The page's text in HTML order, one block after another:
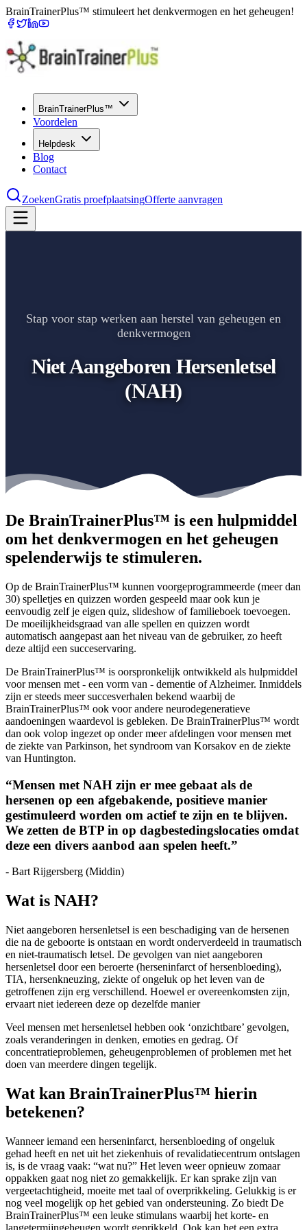
BrainTrainerPlus™ stimuleert het denkvermogen en het geheugen!
BrainTrainerPlus™
Voordelen
Helpdesk
Blog
Contact
ZoekenGratis proefplaatsingOfferte aanvragen
Stap voor stap werken aan herstel van geheugen en
denkvermogen
Niet Aangeboren Hersenletsel
(NAH)
De BrainTrainerPlus™ is een hulpmiddel
om het denkvermogen en het geheugen
spelenderwijs te stimuleren.
Op de BrainTrainerPlus™ kunnen voorgeprogrammeerde (meer dan
30) spelletjes en quizzen worden gespeeld maar ook kun je
eenvoudig zelf je eigen quiz, slideshow of familieboek toevoegen.
De moeilijkheidsgraad van alle spellen en quizzen wordt
automatisch aangepast aan het niveau van de gebruiker, zo heeft
deze altijd een succeservaring.
De BrainTrainerPlus™ is oorspronkelijk ontwikkeld als hulpmiddel
voor mensen met - een vorm van - dementie of Alzheimer. Inmiddels
zijn er steeds meer succesverhalen bekend waarbij de
BrainTrainerPlus™ ook voor andere neurodegeneratieve
aandoeningen waardevol is gebleken. De BrainTrainerPlus™ wordt
dan ook volop ingezet op onder meer afdelingen voor mensen met
de ziekte van Parkinson, het syndroom van Korsakov en de ziekte
van Huntington.
“Mensen met NAH zijn er mee gebaat als de
hersenen op een afgebakende, positieve manier
gestimuleerd worden om actief te zijn en te blijven.
We zetten de BTP in op dagbestedingslocaties omdat
deze een divers aanbod aan spelen heeft.”
- Bart Rijgersberg (Middin)
Wat is NAH?
Niet aangeboren hersenletsel is een beschadiging van de hersenen
die na de geboorte is ontstaan en wordt onderverdeeld in traumatisch
en niet-traumatisch letsel. De gevolgen van niet aangeboren
hersenletsel door een beroerte (herseninfarct of hersenbloeding),
TIA, hersenkneuzing, ziekte of ongeluk op het leven van de
getroffenen zijn erg verschillend. Hoewel er overeenkomsten zijn,
ervaart niet iedereen deze op dezelfde manier
Veel mensen met hersenletsel hebben ook ‘onzichtbare’ gevolgen,
zoals veranderingen in denken, emoties en gedrag. Of
concentratieproblemen, geheugenproblemen of problemen met het
doen van meerdere dingen tegelijk.
Wat kan BrainTrainerPlus™ hierin
betekenen?
Wanneer iemand een herseninfarct, hersenbloeding of ongeluk
gehad heeft en net uit het ziekenhuis of revalidatiecentrum ontslagen
is, is de vraag vaak: “wat nu?” Het leven weer opnieuw zomaar
oppakken gaat nog niet zo gemakkelijk. Er kan sprake zijn van
vergeetachtigheid, moeite met taal of overprikkeling. Gelukkig is er
nog veel mogelijk op het gebied van ondersteuning. Zo biedt De
BrainTrainerPlus™ een leuke stimulans waarbij het korte- en
langetermijngeheugen wordt geprikkeld. Ook kan het een extra